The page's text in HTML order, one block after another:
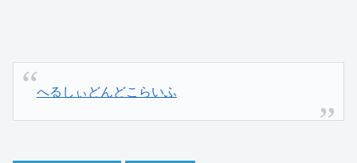
へるしぃどんどこらいふ